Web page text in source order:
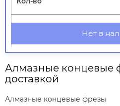
Нет в
Алмазные концевые
доставкой
Алмазные концевые фрезы